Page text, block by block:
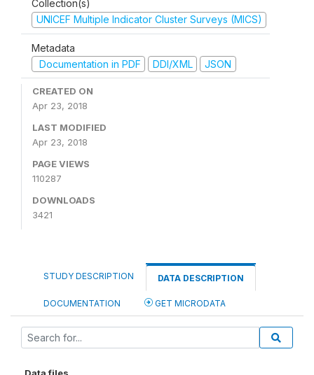
Collection(s)
UNICEF Multiple Indicator Cluster Surveys (MICS)
Metadata
Documentation in PDF
DDI/XML JSON
CREATED ON
Apr 23, 2018
LAST MODIFIED
Apr 23, 2018
PAGE VIEWS
110287
DOWNLOADS
3421
STUDY DESCRIPTION DATA DESCRIPTION
DOCUMENTATION GET MICRODATA